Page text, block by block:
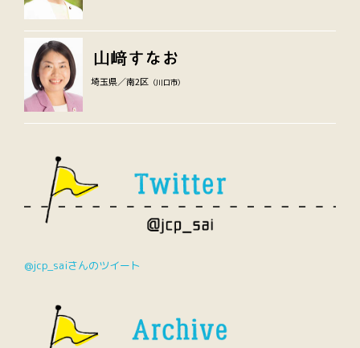
埼玉県／南2区 （川口市）
@jcp_saiさんのツイート